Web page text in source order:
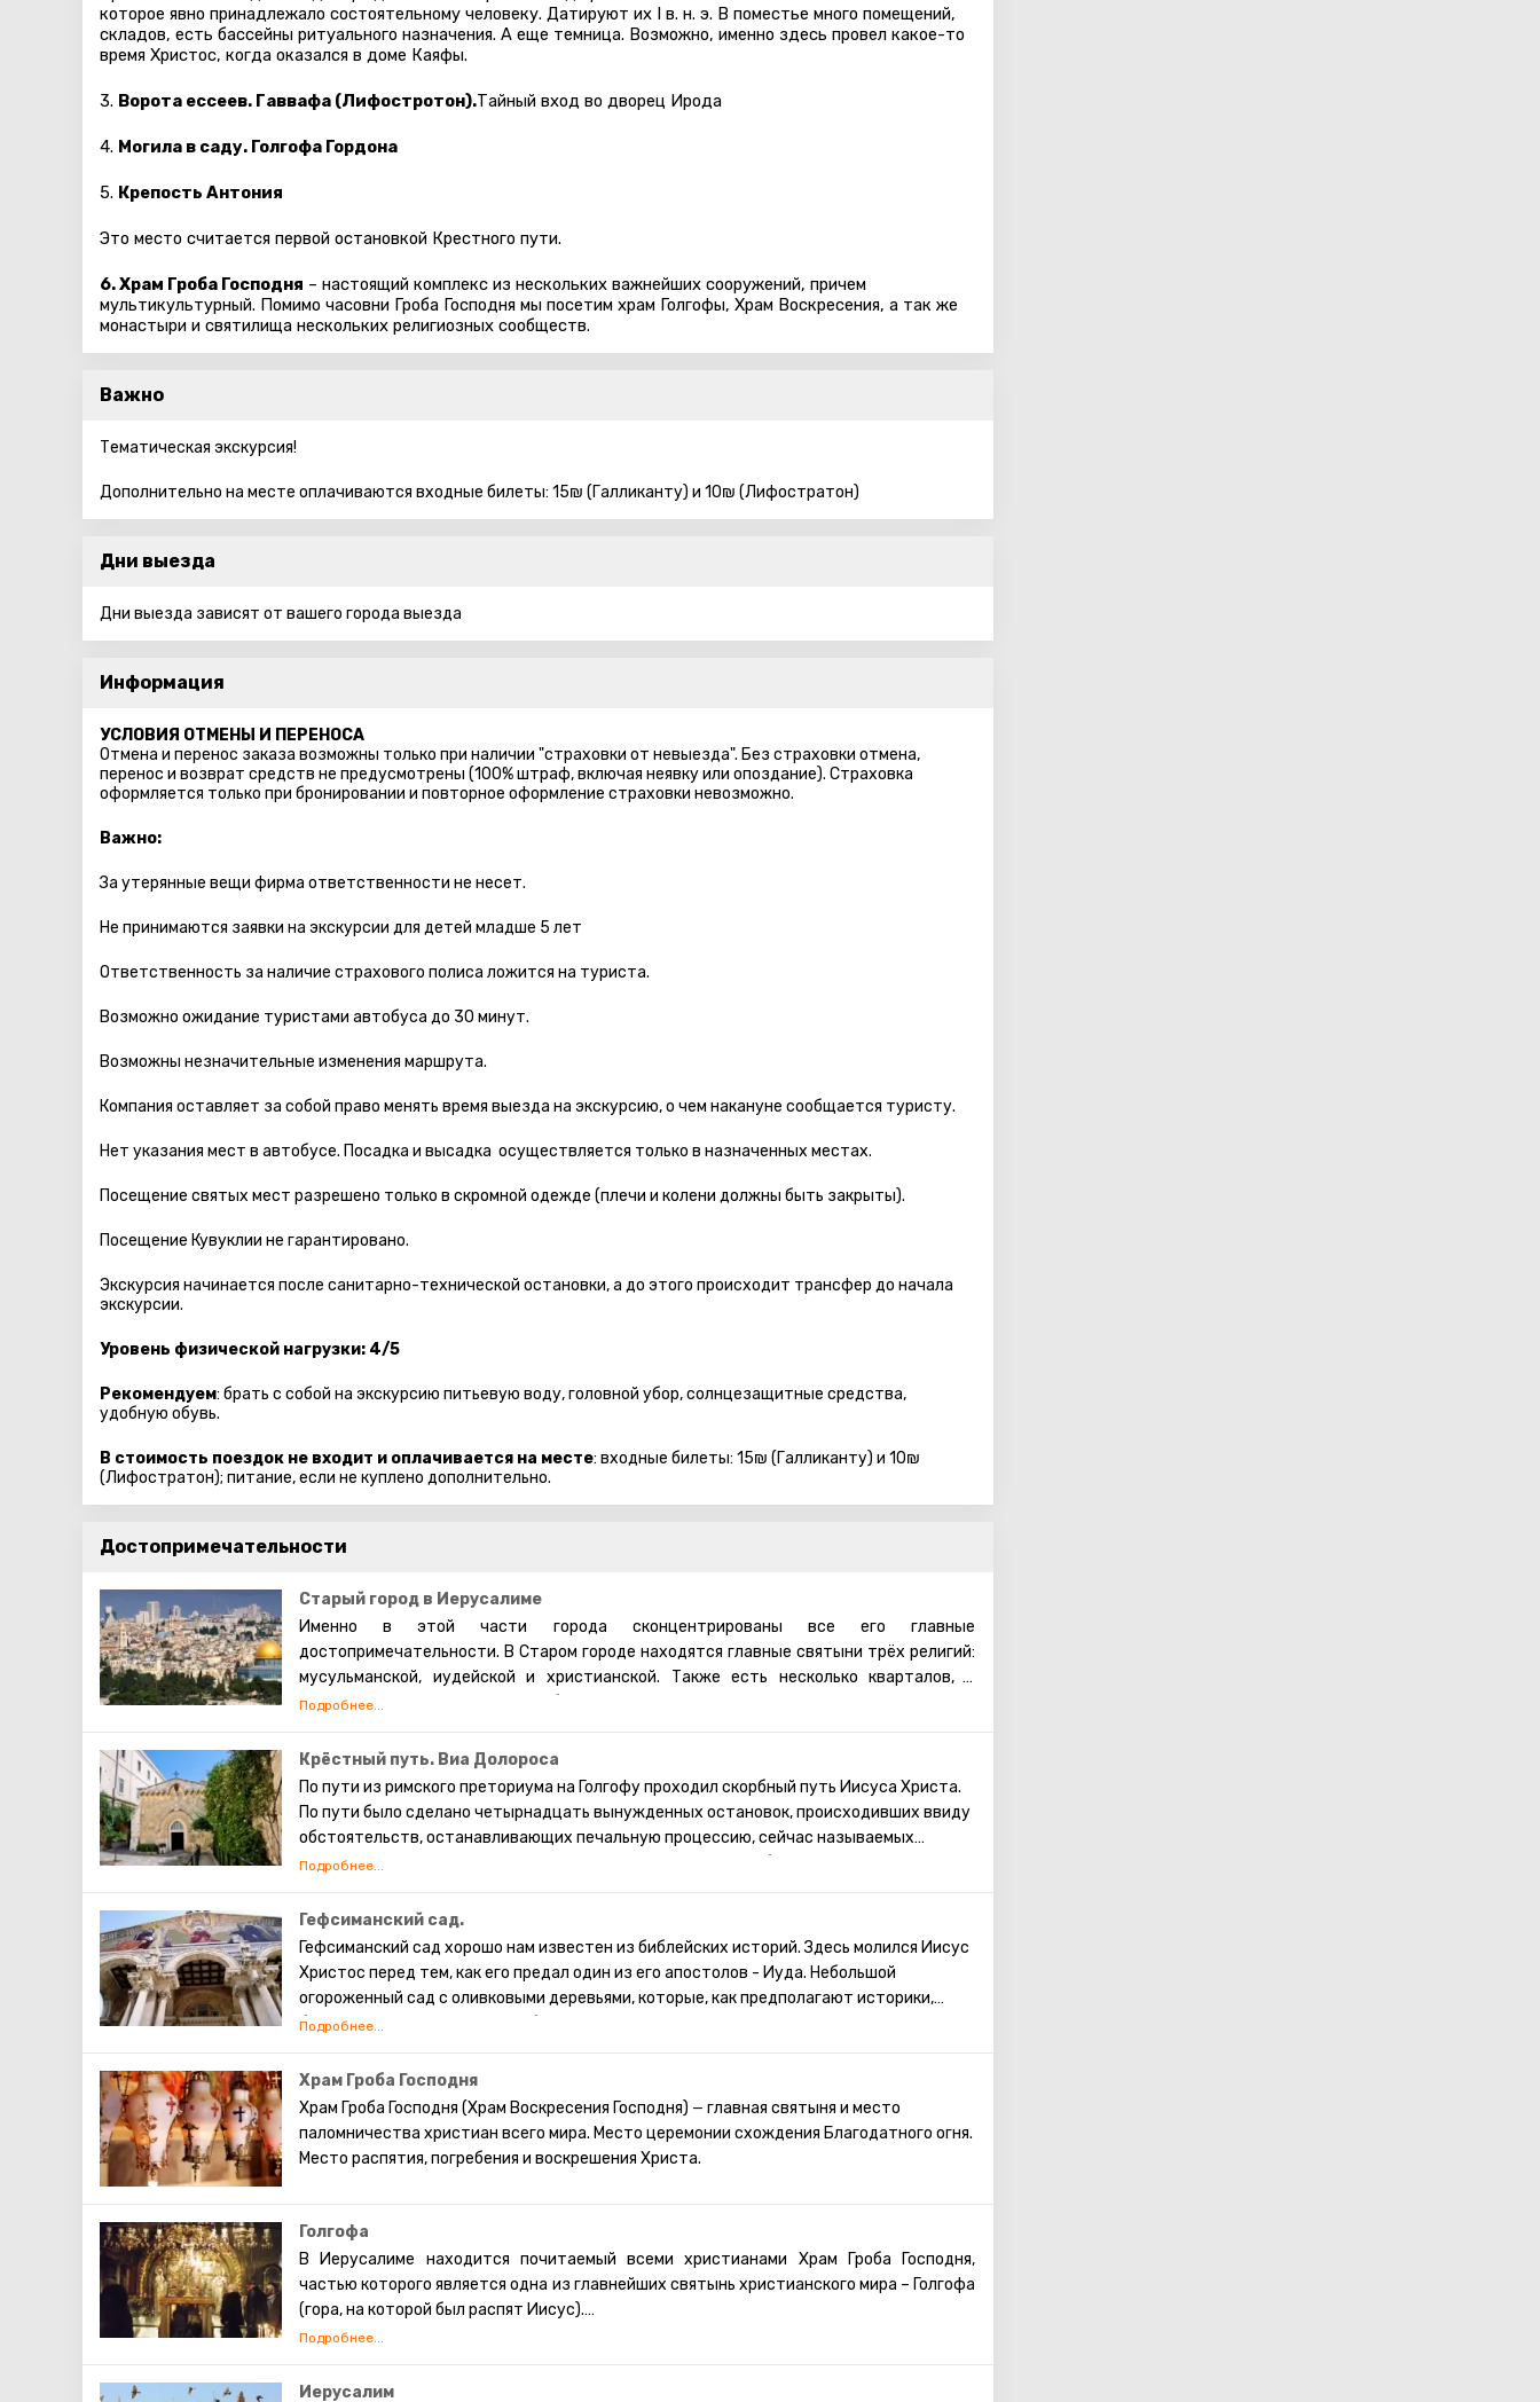
которое явно принадлежало состоятельному человеку. Датируют их I в. н. э. В поместье много помещений,
складов, есть бассейны ритуального назначения. А еще темница. Возможно, именно здесь провел какое-то
время Христос, когда оказался в доме Каяфы.
3. Ворота ессеев. Гаввафа (Лифостротон).Тайный вход во дворец Ирода
4. Могила в саду. Голгофа Гордона
5. Крепость Антония
Это место считается первой остановкой Крестного пути.
6. Храм Гроба Господня – настоящий комплекс из нескольких важнейших сооружений, причем
мультикультурный. Помимо часовни Гроба Господня мы посетим храм Голгофы, Храм Воскресения, а так же
монастыри и святилища нескольких религиозных сообществ.
Важно
Тематическая экскурсия!
Дополнительно на месте оплачиваются входные билеты: 15₪ (Галликанту) и 10₪ (Лифостратон)
Дни выезда
Дни выезда зависят от вашего города выезда
Информация
УСЛОВИЯ ОТМЕНЫ И ПЕРЕНОСА
Отмена и перенос заказа возможны только при наличии "страховки от невыезда". Без страховки отмена,
перенос и возврат средств не предусмотрены (100% штраф, включая неявку или опоздание). Страховка
оформляется только при бронировании и повторное оформление страховки невозможно.
Важно:
За утерянные вещи фирма ответственности не несет.
Не принимаются заявки на экскурсии для детей младше 5 лет
Ответственность за наличие страхового полиса ложится на туриста.
Возможно ожидание туристами автобуса до 30 минут.
Возможны незначительные изменения маршрута.
Компания оставляет за собой право менять время выезда на экскурсию, о чем накануне сообщается туристу.
Нет указания мест в автобуcе. Посадка и высадка осуществляется только в назначенных местах.
Посещение святых мест разрешено только в скромной одежде (плечи и колени должны быть закрыты).
Посещение Кувуклии не гарантировано.
Экскурсия начинается после санитарно-технической остановки, а до этого происходит трансфер до начала
экскурсии.
Уровень физической нагрузки: 4/5
Рекомендуем: брать с собой на экскурсию питьевую воду, головной убор, солнцезащитные средства,
удобную обувь.
В стоимость поездок не входит и оплачивается на месте: входные билеты: 15₪ (Галликанту) и 10₪
(Лифостратон); питание, если не куплено дополнительно.
Достопримечательности
Старый город в Иерусалиме
Именно в этой части города сконцентрированы все его главные
достопримечательности. В Старом городе находятся главные святыни трёх религий:
мусульманской, иудейской и христианской. Также есть несколько кварталов, в
которых проживают евреи, арабы, христиане и армяне. Несмотря на то, что армяне
живут они обособленно. В армянском квартале практически не бывает туристических
экскурсий. Каждый может увидеть потрясающие памятники старинной архитектуры,
просто прогулявшись по Старому городу. Башня Давида, Храм Гроба Господня,
сохранившаяся римская торговая улица, Стена Плача и многие другие
достопримечательности Иерусалима открыты для посещения туристами.
Крёстный путь. Виа Долороса
По пути из римского преториума на Голгофу проходил скорбный путь Иисуса Христа.
По пути было сделано четырнадцать вынужденных остановок, происходивших ввиду
обстоятельств, останавливающих печальную процессию, сейчас называемых
станциями. На месте первых десяти станций построены небольшие церкви или
Крестному пути, можно самому увидеть, прочувствовать то, что пришлось пережить
Иисусу. ( В программе маршрута посещение 5 последних точек)
Гефсиманский сад.
Гефсиманский сад хорошо нам известен из библейских историй. Здесь молился Иисус
Христос перед тем, как его предал один из его апостолов - Иуда. Небольшой
огороженный сад с оливковыми деревьями, которые, как предполагают историки,
были немыми свидетелями событий, развернувшихся в ночь после Тайной Вечери. На
начали возводить, на том месте обнаружили развалины византийской церкви и
часовни крестоносцев. Церковь получила такое название по той причине, что деньги
на её строительство пожертвовали 12 католических общин со всего света. Его
главная святыня – камень, на котором молился Иисус в ту страшную ночь. В церкви
Храм Гроба Господня
Храм Гроба Господня (Храм Воскресения Господня) — главная святыня и место
паломничества христиан всего мира. Место церемонии схождения Благодатного огня.
Место распятия, погребения и воскрешения Христа.
Голгофа
В Иерусалиме находится почитаемый всеми христианами Храм Гроба Господня,
частью которого является одна из главнейших святынь христианского мира – Голгофа
(гора, на которой был распят Иисус).
Справа от центрального входа в Храм находятся ступеньки – по ним можно
алтарём православного придела, расположенного на Голгофе, есть углубление,
Иерусалим